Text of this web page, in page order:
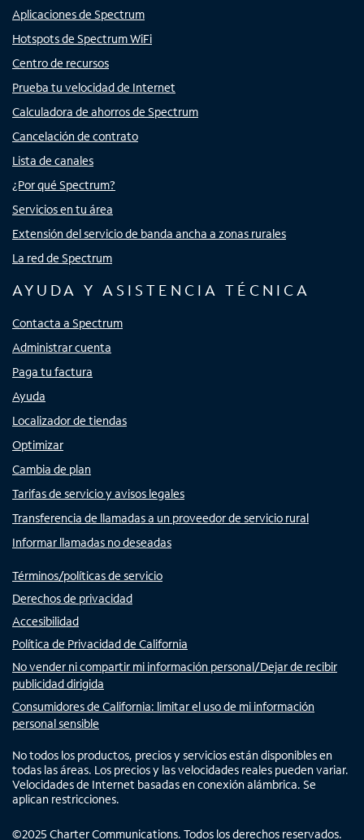
Aplicaciones de Spectrum
Hotspots de Spectrum WiFi
Centro de recursos
Prueba tu velocidad de Internet
Calculadora de ahorros de Spectrum
Cancelación de contrato
Lista de canales
¿Por qué Spectrum?
Servicios en tu área
Extensión del servicio de banda ancha a zonas rurales
La red de Spectrum
AYUDA Y ASISTENCIA TÉCNICA
Contacta a Spectrum
Administrar cuenta
Paga tu factura
Ayuda
Localizador de tiendas
Optimizar
Cambia de plan
Tarifas de servicio y avisos legales
Transferencia de llamadas a un proveedor de servicio rural
Informar llamadas no deseadas
Términos/políticas de servicio
Derechos de privacidad
Accesibilidad
Política de Privacidad de California
No vender ni compartir mi información personal/Dejar de recibir
publicidad dirigida
Consumidores de California: limitar el uso de mi información
personal sensible
No todos los productos, precios y servicios están disponibles en
todas las áreas. Los precios y las velocidades reales pueden variar.
Velocidades de Internet basadas en conexión alámbrica. Se
aplican restricciones.
©2025 Charter Communications. Todos los derechos reservados.